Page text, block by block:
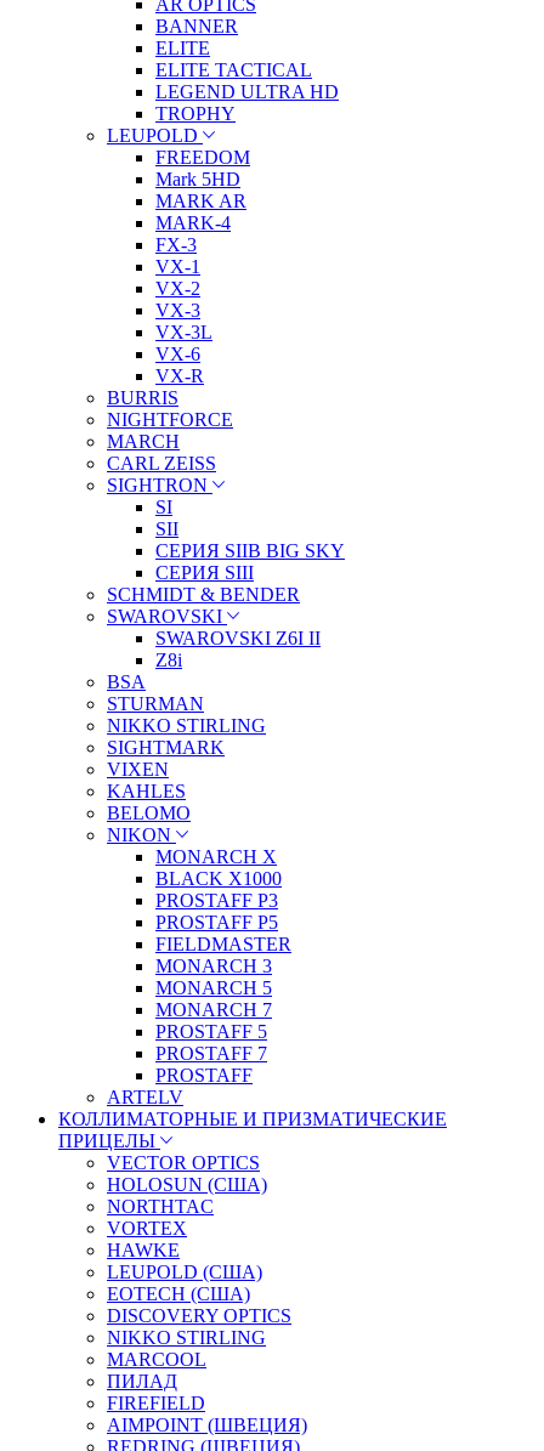
AR OPTICS
BANNER
ELITE
ELITE TACTICAL
LEGEND ULTRA HD
TROPHY
LEUPOLD
FREEDOM
Mark 5HD
MARK AR
MARK-4
FX-3
VX-1
VX-2
VX-3
VX-3L
VX-6
VX-R
BURRIS
NIGHTFORCE
MARCH
CARL ZEISS
SIGHTRON
SI
SII
СЕРИЯ SIIB BIG SKY
СЕРИЯ SIII
SCHMIDT & BENDER
SWAROVSKI
SWAROVSKI Z6I II
Z8i
BSA
STURMAN
NIKKO STIRLING
SIGHTMARK
VIXEN
KAHLES
BELOMO
NIKON
MONARCH X
BLACK X1000
PROSTAFF P3
PROSTAFF P5
FIELDMASTER
MONARCH 3
MONARCH 5
MONARCH 7
PROSTAFF 5
PROSTAFF 7
PROSTAFF
ARTELV
КОЛЛИМАТОРНЫЕ И ПРИЗМАТИЧЕСКИЕ
ПРИЦЕЛЫ
VECTOR OPTICS
HOLOSUN (США)
NORTHTAC
VORTEX
HAWKE
LEUPOLD (США)
EOTECH (США)
DISCOVERY OPTICS
NIKKO STIRLING
MARCOOL
ПИЛАД
FIREFIELD
AIMPOINT (ШВЕЦИЯ)